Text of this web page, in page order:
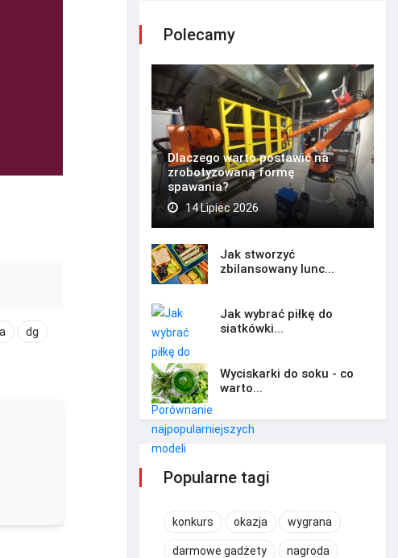
dg
Polecamy
Dlaczego warto postawić na
zrobotyzowaną formę
spawania?
14 Lipiec 2026
Jak stworzyć
zbilansowany lunc...
Jak wybrać piłkę do
siatkówki...
Wyciskarki do soku - co
warto...
Popularne tagi
konkurs okazja wygrana
darmowe gadżety nagroda